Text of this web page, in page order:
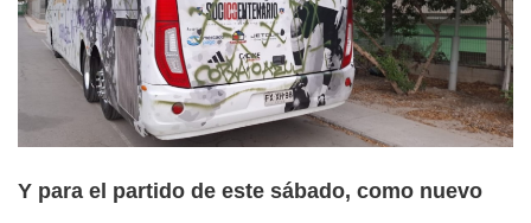
Y para el partido de este sábado, como nuevo